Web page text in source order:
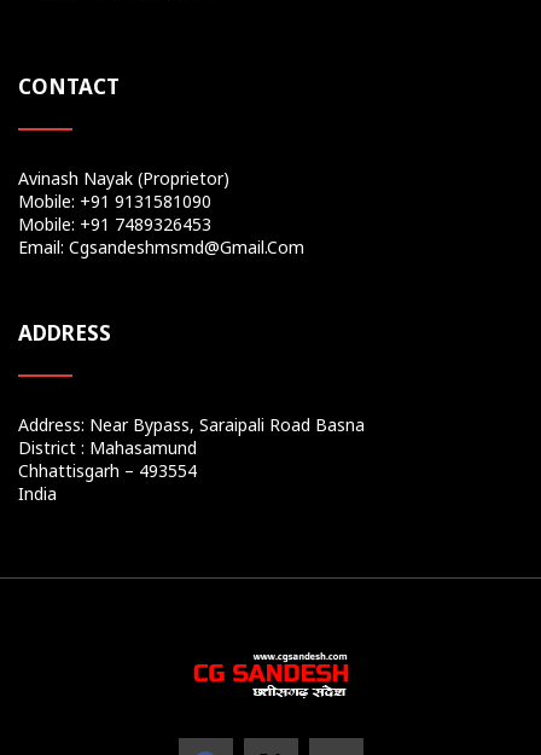
CONTACT
Avinash Nayak (Proprietor)
Mobile: +91 9131581090
Mobile: +91 7489326453
Email: Cgsandeshmsmd@gmail.com
ADDRESS
Address: Near Bypass, Saraipali Road Basna
District : Mahasamund
Chhattisgarh – 493554
India